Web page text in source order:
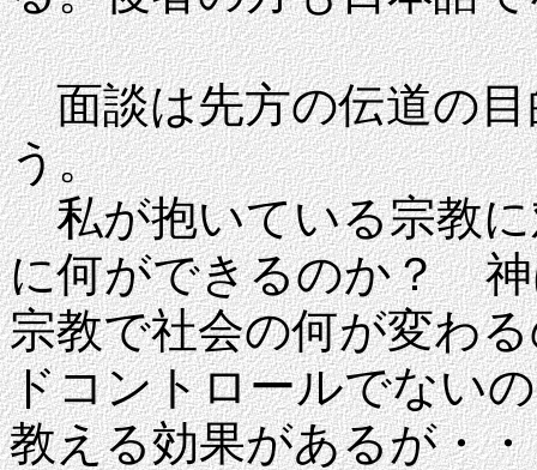
面談は先方の伝道の目
う。
私が抱いている宗教に
に何ができるのか？
宗教で社会の何が変わ
ドコントロールでない
教える効果があるが・